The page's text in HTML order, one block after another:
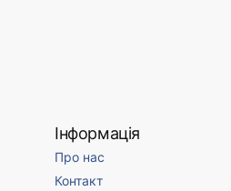
Інформація
Про нас
Контакт